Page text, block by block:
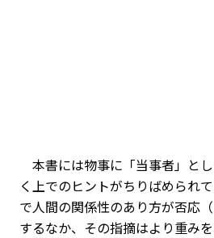
本書には物事に「当事者」と
く上でのヒントがちりばめられ
で人間の関係性のあり方が否応
するなか、その指摘はより重み